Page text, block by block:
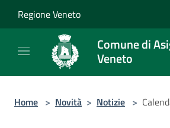
Regione Veneto
Comune di
Veneto
Home > Novità > Notizie >